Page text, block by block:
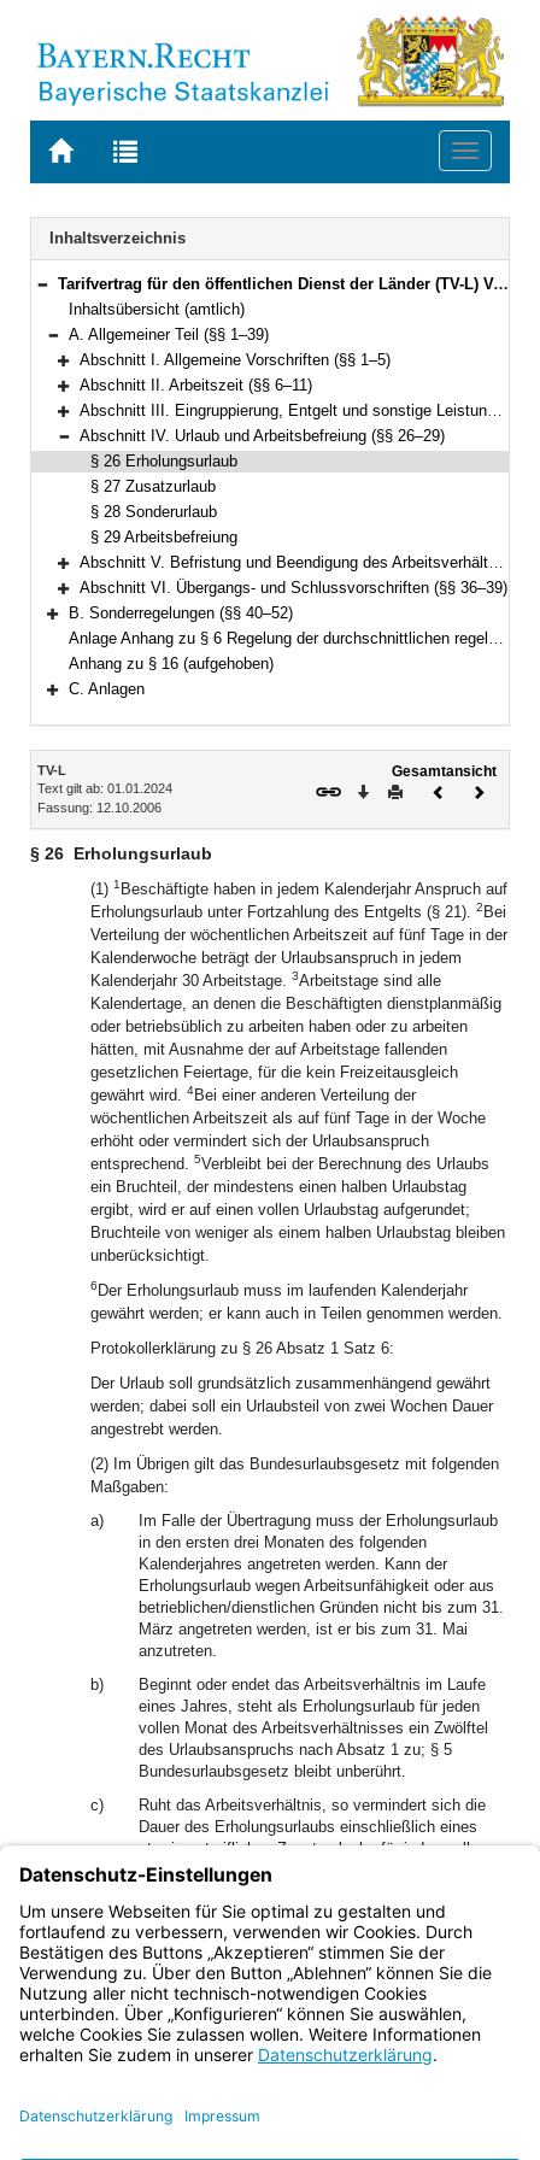
Zur
BAYERN.RECHT
Zur
letzten
Suche
Toggle
Navigation
Inhaltsverzeichnis
Bereich reduzieren
Tarifvertrag für den öffentlichen Dienst der Länder (TV-L) Vom 12. Oktober 2006 (§§ 1–52)
Inhaltsübersicht (amtlich)
Bereich reduzieren
A. Allgemeiner Teil (§§ 1–39)
Bereich erweitern
Abschnitt I. Allgemeine Vorschriften (§§ 1–5)
Bereich erweitern
Abschnitt II. Arbeitszeit (§§ 6–11)
Bereich erweitern
Abschnitt III. Eingruppierung, Entgelt und sonstige Leistungen (§§ 12–25)
Bereich reduzieren
Abschnitt IV. Urlaub und Arbeitsbefreiung (§§ 26–29)
§ 26 Erholungsurlaub
§ 27 Zusatzurlaub
§ 28 Sonderurlaub
§ 29 Arbeitsbefreiung
Bereich erweitern
Abschnitt V. Befristung und Beendigung des Arbeitsverhältnisses (§§ 30–35)
Bereich erweitern
Abschnitt VI. Übergangs- und Schlussvorschriften (§§ 36–39)
Bereich erweitern
B. Sonderregelungen (§§ 40–52)
Anlage Anhang zu § 6 Regelung der durchschnittlichen regelmäßigen wöchentlichen Arbeitszeit im Tarifgebiet West
Anhang zu § 16 (aufgehoben)
C. Anlagen
Inhalt
TV-L
Text gilt ab: 01.01.2024
Fassung: 12.10.2006
Gesamtansicht
Download
DruckenVorheriges
§ 26 Erholungsurlaub
(1) 1 Beschäftigte haben in jedem Kalenderjahr Anspruch auf
Erholungsurlaub unter Fortzahlung des Entgelts (§ 21). 2 Bei
Verteilung der wöchentlichen Arbeitszeit auf fünf Tage in der
Kalenderwoche beträgt der Urlaubsanspruch in jedem
Kalenderjahr 30 Arbeitstage. 3Arbeitstage sind alle
Kalendertage, an denen die Beschäftigten dienstplanmäßig
oder betriebsüblich zu arbeiten haben oder zu arbeiten
hätten, mit Ausnahme der auf Arbeitstage fallenden
gesetzlichen Feiertage, für die kein Freizeitausgleich
gewährt wird. 4Bei einer anderen Verteilung der
wöchentlichen Arbeitszeit als auf fünf Tage in der Woche
erhöht oder vermindert sich der Urlaubsanspruch
entsprechend. 5Verbleibt bei der Berechnung des Urlaubs
ein Bruchteil, der mindestens einen halben Urlaubstag
ergibt, wird er auf einen vollen Urlaubstag aufgerundet;
Bruchteile von weniger als einem halben Urlaubstag bleiben
unberücksichtigt.
6 Der Erholungsurlaub muss im laufenden Kalenderjahr
gewährt werden; er kann auch in Teilen genommen werden.
Protokollerklärung zu § 26 Absatz 1 Satz 6:
Der Urlaub soll grundsätzlich zusammenhängend gewährt
werden; dabei soll ein Urlaubsteil von zwei Wochen Dauer
angestrebt werden.
(2) Im Übrigen gilt das Bundesurlaubsgesetz mit folgenden
Maßgaben:
a)
Im Falle der Übertragung muss der Erholungsurlaub
in den ersten drei Monaten des folgenden
Kalenderjahres angetreten werden. Kann der
Erholungsurlaub wegen Arbeitsunfähigkeit oder aus
betrieblichen/dienstlichen Gründen nicht bis zum 31.
März angetreten werden, ist er bis zum 31. Mai
anzutreten.
b)
Beginnt oder endet das Arbeitsverhältnis im Laufe
eines Jahres, steht als Erholungsurlaub für jeden
vollen Monat des Arbeitsverhältnisses ein Zwölftel
des Urlaubsanspruchs nach Absatz 1 zu; § 5
Bundesurlaubsgesetz bleibt unberührt.
c)
Ruht das Arbeitsverhältnis, so vermindert sich die
Dauer des Erholungsurlaubs einschließlich eines
etwaigen tariflichen Zusatzurlaubs für jeden vollen
Kalendermonat um ein Zwölftel.
d)
Das Entgelt nach Absatz 1 Satz 1 wird zu dem in §
24 genannten Zeitpunkt gezahlt.
Bayern.de
BayernPortal
Impressum